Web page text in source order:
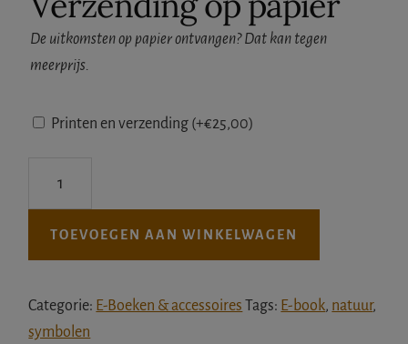
De uitkomsten op papier ontvangen? Dat kan tegen
meerprijs.
Printen en verzending (+€25,00)
(E-
boek,
TOEVOEGEN AAN WINKELWAGEN
Categorie: E-Boeken & accessoires Tags: E-book, natuur,
symbolen